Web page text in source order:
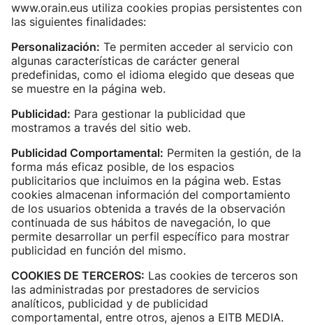
www.orain.eus utiliza cookies propias persistentes con
las siguientes finalidades:
Personalización: Te permiten acceder al servicio con
algunas características de carácter general
predefinidas, como el idioma elegido que deseas que
se muestre en la página web.
Publicidad: Para gestionar la publicidad que
mostramos a través del sitio web.
Publicidad Comportamental: Permiten la gestión, de la
forma más eficaz posible, de los espacios
publicitarios que incluimos en la página web. Estas
cookies almacenan información del comportamiento
de los usuarios obtenida a través de la observación
continuada de sus hábitos de navegación, lo que
permite desarrollar un perfil específico para mostrar
publicidad en función del mismo.
COOKIES DE TERCEROS: Las cookies de terceros son
las administradas por prestadores de servicios
analíticos, publicidad y de publicidad
comportamental, entre otros, ajenos a EITB MEDIA.